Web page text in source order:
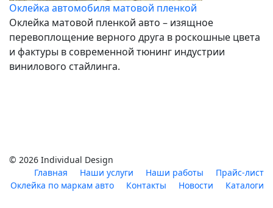
Оклейка автомобиля матовой пленкой
Оклейка матовой пленкой авто – изящное
перевоплощение верного друга в роскошные цвета
и фактуры в современной тюнинг индустрии
винилового стайлинга.
© 2026 Individual Design
Главная
Наши услуги Наши работы
Прайс-лист
Оклейка по маркам авто
Контакты Новости Каталоги